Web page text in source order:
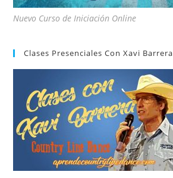
Nuevo Curso de Iniciación Online
Clases Presenciales Con Xavi Barrera